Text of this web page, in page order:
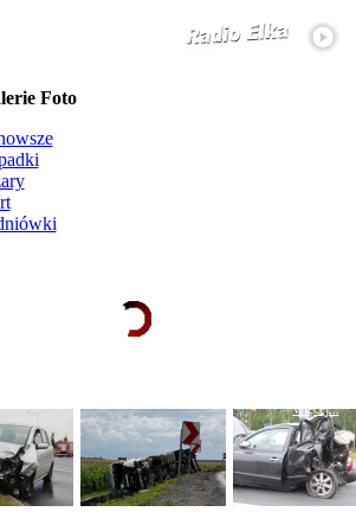
Foto
więcej...